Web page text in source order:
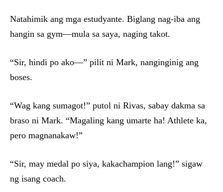
Natahimik ang mga estudyante. Biglang nag-iba ang
hangin sa gym—mula sa saya, naging takot.
“Sir, hindi po ako—” pilit ni Mark, nanginginig ang
boses.
“Wag kang sumagot!” putol ni Rivas, sabay dakma sa
braso ni Mark. “Magaling kang umarte ha! Athlete ka,
pero magnanakaw!”
“Sir, may medal po siya, kakachampion lang!” sigaw
ng isang coach.